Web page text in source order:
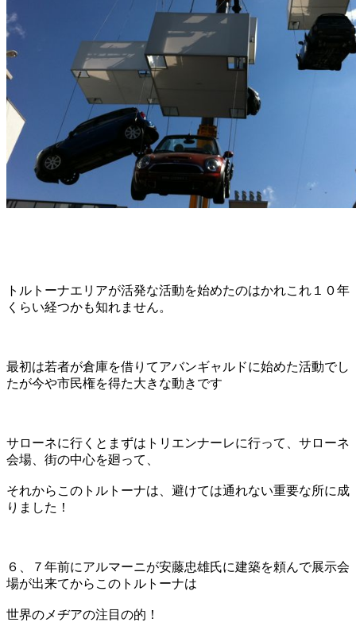
トルトーナエリアが活発な活動を始めたのはかれこれ１０年
くらい経つかも知れません。
最初は若者が倉庫を借りてアバンギャルドに始めた活動でし
たが今や市民権を得た大きな動きです
サローネに行くとまずはトリエンナーレに行って、サローネ
会場、街の中心を廻って、
それからこのトルトーナは、避けては通れない重要な所に成
りました！
６、７年前にアルマーニが安藤忠雄氏に建築を頼んで展示会
場が出来てからこのトルトーナは
世界のメヂアの注目の的！